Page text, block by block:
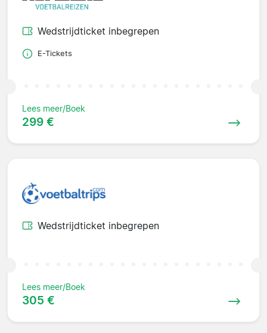
Wedstrijdticket inbegrepen
E-Tickets
Lees meer/Boek
299 €
Wedstrijdticket inbegrepen
Lees meer/Boek
305 €